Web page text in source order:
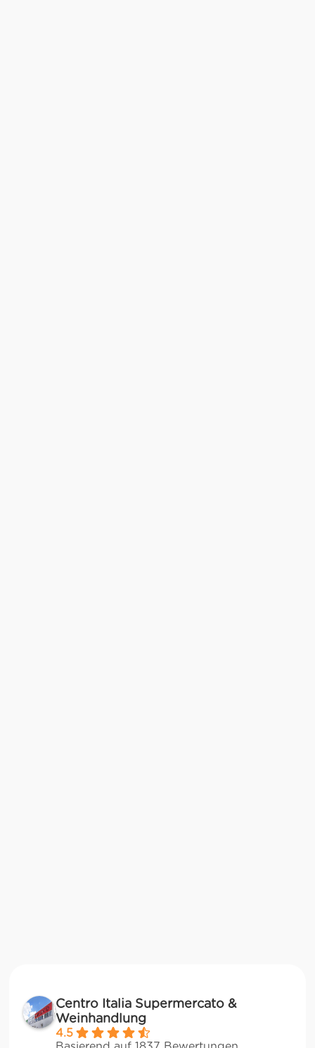
Centro Italia Supermercato &
Weinhandlung
4.5